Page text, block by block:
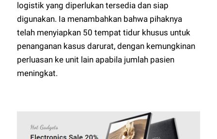
logistik yang diperlukan tersedia dan siap
digunakan. Ia menambahkan bahwa pihaknya
telah menyiapkan 50 tempat tidur khusus untuk
penanganan kasus darurat, dengan kemungkinan
perluasan ke unit lain apabila jumlah pasien
meningkat.